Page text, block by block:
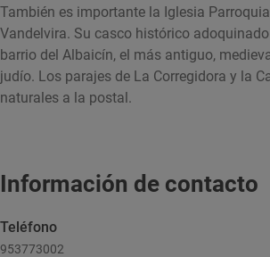
También es importante la Iglesia
Vandelvira. Su casco histórico
barrio del Albaicín, el más antiguo,
judío. Los parajes de La Corregidora y la
naturales a la postal.
Información de contacto
Teléfono
953773002